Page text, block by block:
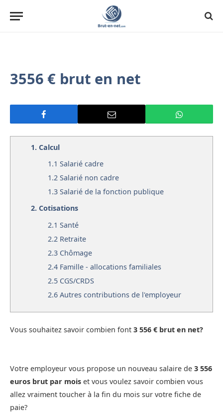
3556 € brut en net
1. Calcul
1.1 Salarié cadre
1.2 Salarié non cadre
1.3 Salarié de la fonction publique
2. Cotisations
2.1 Santé
2.2 Retraite
2.3 Chômage
2.4 Famille - allocations familiales
2.5 CGS/CRDS
2.6 Autres contributions de l'employeur
Vous souhaitez savoir combien font 3 556 € brut en net?
Votre employeur vous propose un nouveau salaire de 3 556
euros brut par mois et vous voulez savoir combien vous
allez vraiment toucher à la fin du mois sur votre fiche de
paie?